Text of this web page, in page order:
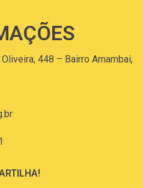
448 – Bairro Amambai,